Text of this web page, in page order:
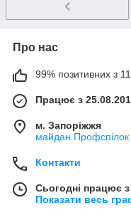
Про нас
99% позитивних з
Працює з
м. Запоріжжя
майдан Профспілок
Контакти
Сьогодні працює
Показати весь